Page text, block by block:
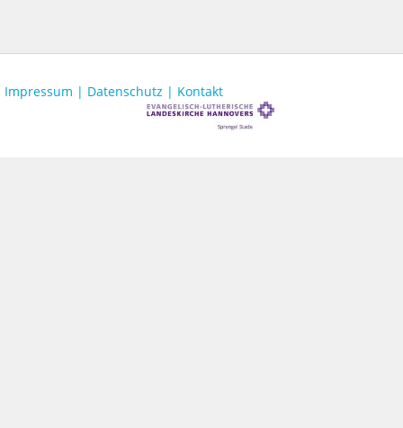
Impressum | Datenschutz | Kontakt